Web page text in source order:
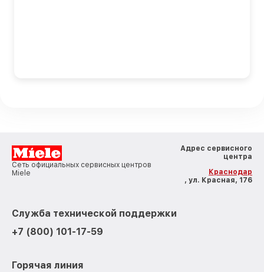
Сеть официальных сервисных центров
Miele
Адрес сервисного
центра
Краснодар
, ул. Красная, 176
Служба технической поддержки
+7 (800) 101-17-59
Горячая линия